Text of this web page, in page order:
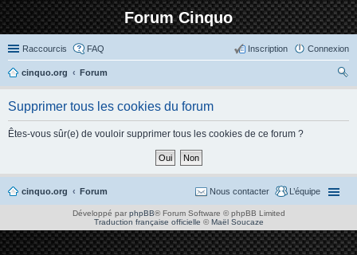
Forum Cinquo
Raccourcis FAQ Connexion
Inscription
cinquo.org
Forum
Supprimer tous les cookies du forum
Êtes-vous sûr(e) de vouloir supprimer tous les cookies de ce forum ?
cinquo.org Forum L’équipe
Nous contacter
Développé par phpBB® Forum Software © phpBB Limited
Traduction française officielle ©Maël Soucaze